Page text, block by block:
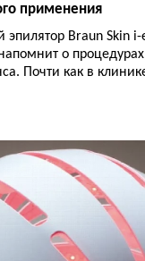
применения
Braun Skin i-
о
Почти как в